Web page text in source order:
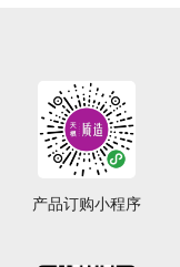
产品订购小程序